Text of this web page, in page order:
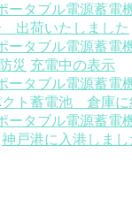
ータブル電源蓄電
出荷いたしました
ータブル電源蓄電
防災 充電中の表示
ータブル電源蓄電
クト蓄電池 倉庫に
ータブル電源蓄電
神戸港に入港しまし